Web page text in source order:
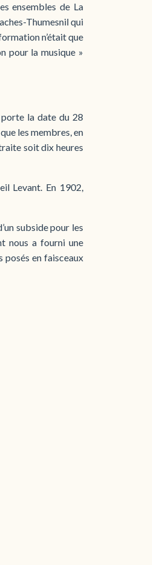
ensembles de La
Thumesnil qui
n’était que
pour la musique »
porte la date du 28
les membres, en
soit dix heures
Levant. En 1902,
subside pour les
nous a fourni une
posés en faisceaux